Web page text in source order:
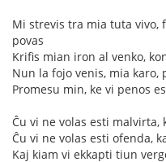
Mi strevis tra mia tuta vivo,
povas
Krifis mian iron al venko,
Nun la fojo venis, mia karo,
Promesu min, ke vi penos
Ĉu vi ne volas esti malvirta,
Ĉu vi ne volas esti ofenda,
Kaj kiam vi ekkapti tiun